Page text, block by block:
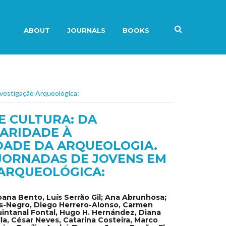
ABOUT JOURNALS BOOKS
Arqueológica:
CULTURA: DA
À
DA ARQUEOLOGIA.
DE JOVENS EM
Bento, Luís Serrão Gil; Ana Abrunhosa;
Negro, Diego Herrero-Alonso, Carmen
Fontal, Hugo H. Hernández, Diana
César Neves, Catarina Costeira, Marco